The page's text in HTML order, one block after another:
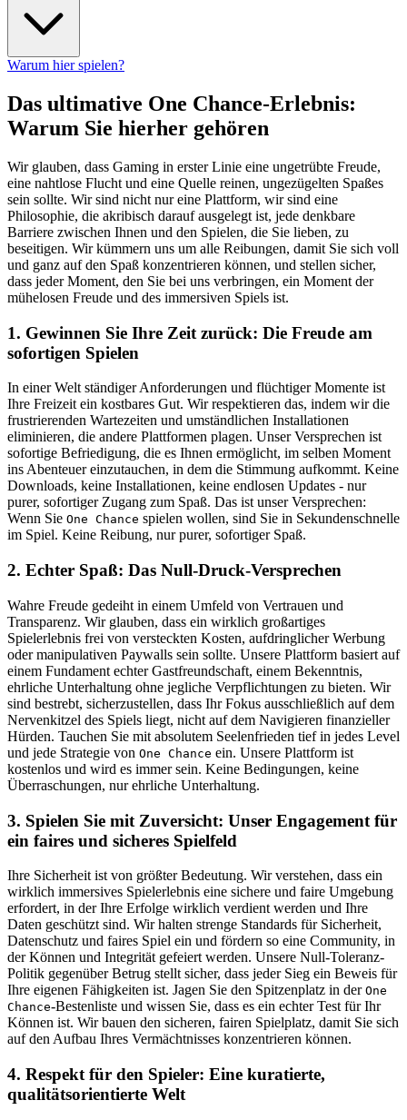
Warum hier spielen?
Das ultimative One Chance-Erlebnis:
Warum Sie hierher gehören
Wir glauben, dass Gaming in erster Linie eine ungetrübte Freude,
eine nahtlose Flucht und eine Quelle reinen, ungezügelten Spaßes
sein sollte. Wir sind nicht nur eine Plattform, wir sind eine
Philosophie, die akribisch darauf ausgelegt ist, jede denkbare
Barriere zwischen Ihnen und den Spielen, die Sie lieben, zu
beseitigen. Wir kümmern uns um alle Reibungen, damit Sie sich voll
und ganz auf den Spaß konzentrieren können, und stellen sicher,
dass jeder Moment, den Sie bei uns verbringen, ein Moment der
mühelosen Freude und des immersiven Spiels ist.
1. Gewinnen Sie Ihre Zeit zurück: Die Freude am
sofortigen Spielen
In einer Welt ständiger Anforderungen und flüchtiger Momente ist
Ihre Freizeit ein kostbares Gut. Wir respektieren das, indem wir die
frustrierenden Wartezeiten und umständlichen Installationen
eliminieren, die andere Plattformen plagen. Unser Versprechen ist
sofortige Befriedigung, die es Ihnen ermöglicht, im selben Moment
ins Abenteuer einzutauchen, in dem die Stimmung aufkommt. Keine
Downloads, keine Installationen, keine endlosen Updates - nur
purer, sofortiger Zugang zum Spaß. Das ist unser Versprechen:
Wenn Sie One Chance spielen wollen, sind Sie in Sekundenschnelle
im Spiel. Keine Reibung, nur purer, sofortiger Spaß.
2. Echter Spaß: Das Null-Druck-Versprechen
Wahre Freude gedeiht in einem Umfeld von Vertrauen und
Transparenz. Wir glauben, dass ein wirklich großartiges
Spielerlebnis frei von versteckten Kosten, aufdringlicher Werbung
oder manipulativen Paywalls sein sollte. Unsere Plattform basiert auf
einem Fundament echter Gastfreundschaft, einem Bekenntnis,
ehrliche Unterhaltung ohne jegliche Verpflichtungen zu bieten. Wir
sind bestrebt, sicherzustellen, dass Ihr Fokus ausschließlich auf dem
Nervenkitzel des Spiels liegt, nicht auf dem Navigieren finanzieller
Hürden. Tauchen Sie mit absolutem Seelenfrieden tief in jedes Level
und jede Strategie von One Chance ein. Unsere Plattform ist
kostenlos und wird es immer sein. Keine Bedingungen, keine
Überraschungen, nur ehrliche Unterhaltung.
3. Spielen Sie mit Zuversicht: Unser Engagement für
ein faires und sicheres Spielfeld
Ihre Sicherheit ist von größter Bedeutung. Wir verstehen, dass ein
wirklich immersives Spielerlebnis eine sichere und faire Umgebung
erfordert, in der Ihre Erfolge wirklich verdient werden und Ihre
Daten geschützt sind. Wir halten strenge Standards für Sicherheit,
Datenschutz und faires Spiel ein und fördern so eine Community, in
der Können und Integrität gefeiert werden. Unsere Null-Toleranz-
Politik gegenüber Betrug stellt sicher, dass jeder Sieg ein Beweis für
Ihre eigenen Fähigkeiten ist. Jagen Sie den Spitzenplatz in der One
Chance-Bestenliste und wissen Sie, dass es ein echter Test für Ihr
Können ist. Wir bauen den sicheren, fairen Spielplatz, damit Sie sich
auf den Aufbau Ihres Vermächtnisses konzentrieren können.
4. Respekt für den Spieler: Eine kuratierte,
qualitätsorientierte Welt